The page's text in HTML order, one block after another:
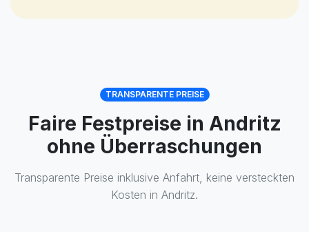
TRANSPARENTE PREISE
Faire Festpreise in Andritz
ohne Überraschungen
Transparente Preise inklusive Anfahrt, keine versteckten
Kosten in Andritz.